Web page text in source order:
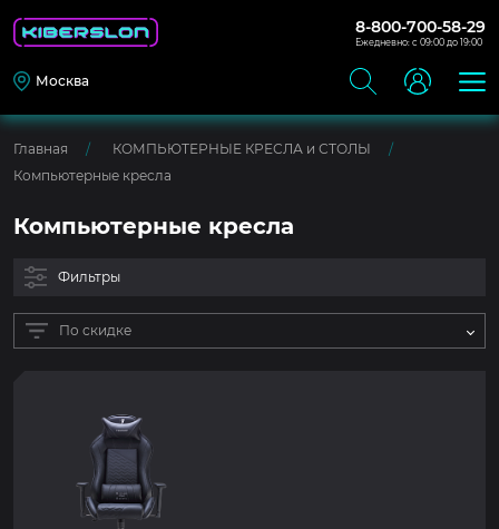
8-800-700-58-29
Ежедневно: с 09:00 до 19:00
Москва
Главная
КОМПЬЮТЕРНЫЕ КРЕСЛА и СТОЛЫ
Компьютерные кресла
Компьютерные кресла
Фильтры
По скидке